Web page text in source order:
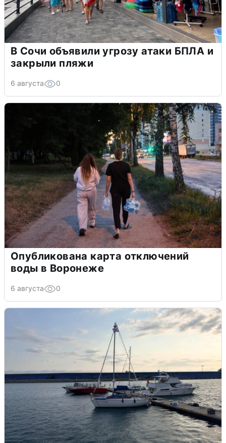
В Сочи объявили угрозу атаки БПЛА и
закрыли пляжи
6 августа 0
Опубликована карта отключений
воды в Воронеже
6 августа 0